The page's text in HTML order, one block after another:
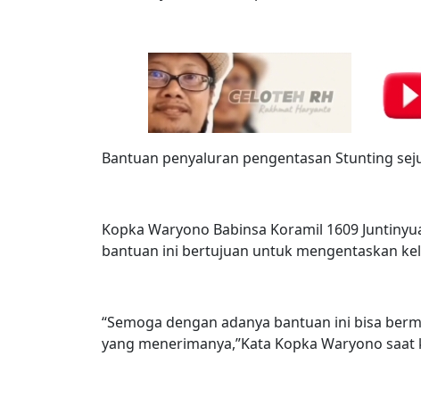
Bantuan penyaluran pengentasan Stunting
Kopka Waryono Babinsa Koramil 1609
bantuan ini bertujuan untuk mengentaskan
“Semoga dengan adanya bantuan ini bisa
yang menerimanya,”Kata Kopka Waryono